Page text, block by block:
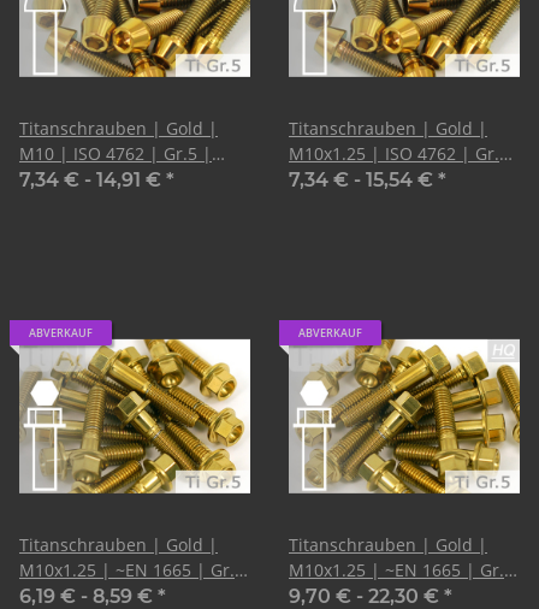
Titanschrauben | Gold |
M10 | ISO 4762 | Gr.5 |
konischer Kopf
7,34 € - 14,91 € *
Titanschrauben | Gold |
M10x1.25 | ISO 4762 | Gr.5
| konischer Kopf
7,34 € - 15,54 € *
ABVERKAUF
Titanschrauben | Gold |
M10x1.25 | ~EN 1665 | Gr.5
| Sechskant mit Flansch
6,19 € - 8,59 € *
ABVERKAUF
Titanschrauben | Gold |
M10x1.25 | ~EN 1665 | Gr.5
| Sechskant mit Flansch
9,70 € - 22,30 € *